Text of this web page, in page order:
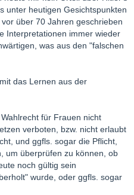
unter heutigen Gesichtspunkten
über 70 Jahren geschrieben
Interpretationen immer wieder
was aus den "falschen
das Lernen aus der
für Frauen nicht
verboten, bzw. nicht erlaubt
und ggfls. sogar die Pflicht,
um überprüfen zu können, ob
noch gültig sein
wurde, oder ggfls. sogar